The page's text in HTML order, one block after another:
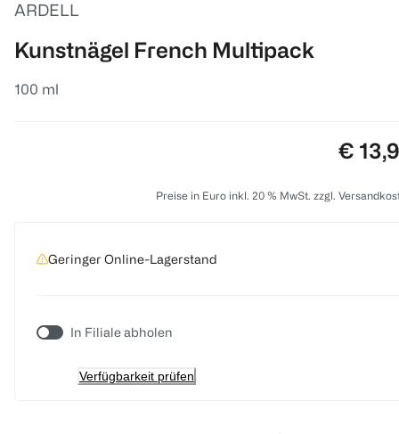
ARDELL
Kunstnägel French Multipack
100 ml
Preis:
€
Preise in Euro inkl. 20 % MwSt. zzgl.
Geringer Online-Lagerstand
In Filiale abholen
Verfügbarkeit prüfen